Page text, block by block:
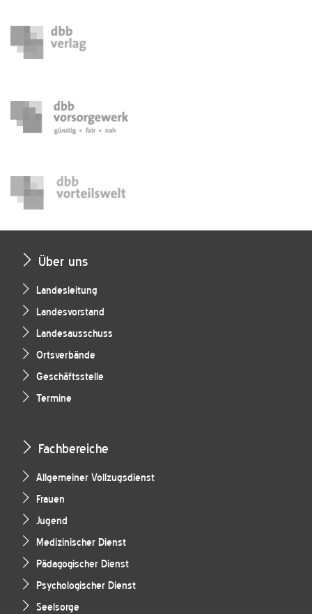
Über uns
Landesleitung
Landesvorstand
Landesausschuss
Ortsverbände
Geschäftsstelle
Termine
Fachbereiche
Allgemeiner Vollzugsdienst
Frauen
Jugend
Medizinischer Dienst
Pädagogischer Dienst
Psychologischer Dienst
Seelsorge